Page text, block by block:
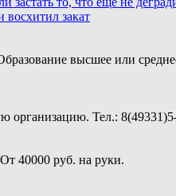
закат
высшее или
Тел.:
40000 руб. на руки.